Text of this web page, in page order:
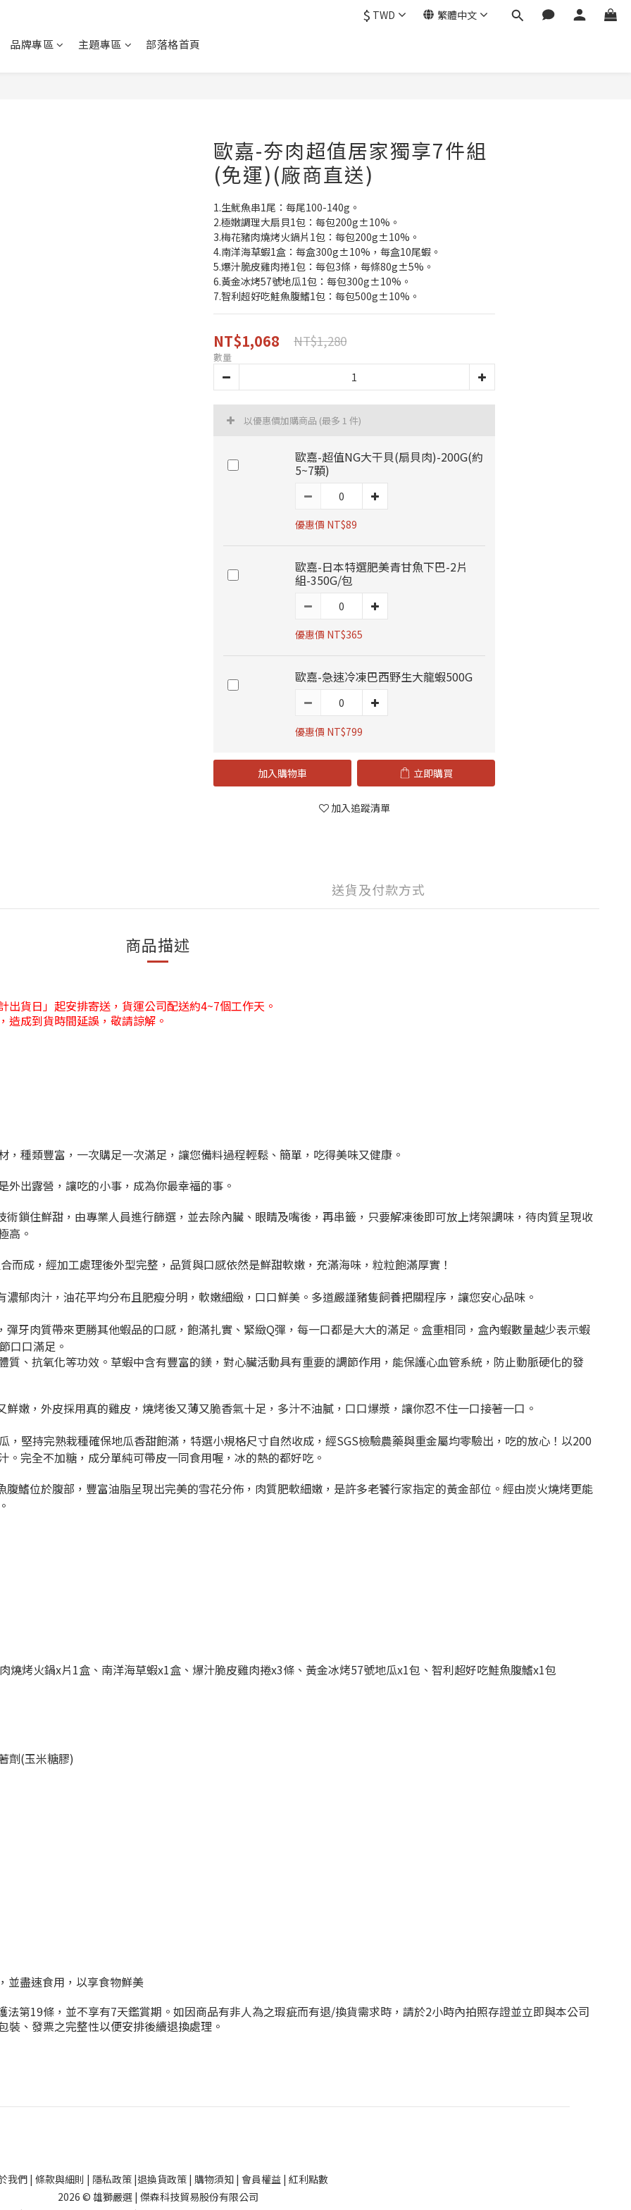
$ TWD 繁體中文
品牌專區 主題專區 部落格首頁
歐嘉-夯肉超值居家獨享7件組
(免運)(廠商直送)
1.生魷魚串1尾：每尾100-140g。
2.極嫩調理大扇貝1包：每包200g±10%。
3.梅花豬肉燒烤火鍋片1包：每包200g±10%。
4.南洋海草蝦1盒：每盒300g±10%，每盒10尾蝦。
5.爆汁脆皮雞肉捲1包：每包3條，每條80g±5%。
6.黃金冰烤57號地瓜1包：每包300g±10%。
7.智利超好吃鮭魚腹鰭1包：每包500g±10%。
NT$1,068 NT$1,280
數量
以優惠價加購商品 (最多 1 件)
歐嘉-超值NG大干貝(扇貝肉)-200G(約
5~7顆)
優惠價 NT$89
歐嘉-日本特選肥美青甘魚下巴-2片
組-350G/包
優惠價 NT$365
歐嘉-急速冷凍巴西野生大龍蝦500G
優惠價 NT$799
加入購物車 立即購買
加入追蹤清單
送貨及付款方式
商品描述
貨日」起安排寄送，貨運公司配送約4~7個工作天。
造成到貨時間延誤，敬請諒解。
種類豐富，一次購足一次滿足，讓您備料過程輕鬆、簡單，吃得美味又健康。
出露營，讓吃的小事，成為你最幸福的事。
鎖住鮮甜，由專業人員進行篩選，並去除內臟、眼睛及嘴後，再串籤，只要解凍後即可放上烤架調味，待肉質呈現收
高。
而成，經加工處理後外型完整，品質與口感依然是鮮甜軟嫩，充滿海味，粒粒飽滿厚實！
郁肉汁，油花平均分布且肥瘦分明，軟嫩細緻，口口鮮美。多道嚴謹豬隻飼養把關程序，讓您安心品味。
牙肉質帶來更勝其他蝦品的口感，飽滿扎實、緊緻Q彈，每一口都是大大的滿足。盒重相同，盒內蝦數量越少表示蝦
口口滿足。
、抗氧化等功效。草蝦中含有豐富的鎂，對心臟活動具有重要的調節作用，能保護心血管系統，防止動脈硬化的發
嫩，外皮採用真的雞皮，燒烤後又薄又脆香氣十足，多汁不油膩，口口爆漿，讓你忍不住一口接著一口。
堅持完熟栽種確保地瓜香甜飽滿，特選小規格尺寸自然收成，經SGS檢驗農藥與重金屬均零驗出，吃的放心！以200
完全不加糖，成分單純可帶皮一同食用喔，冰的熱的都好吃。
鰭位於腹部，豐富油脂呈現出完美的雪花分佈，肉質肥軟細嫩，是許多老饕行家指定的黃金部位。經由炭火燒烤更能
燒烤火鍋x片1盒、南洋海草蝦x1盒、爆汁脆皮雞肉捲x3條、黃金冰烤57號地瓜x1包、智利超好吃鮭魚腹鰭x1包
劑(玉米糖膠)
並盡速食用，以享食物鮮美
第19條，並不享有7天鑑賞期。如因商品有非人為之瑕疵而有退/換貨需求時，請於2小時內拍照存證並立即與本公司
、發票之完整性以便安排後續退換處理。
我們| 條款與細則 | 隱私政策|退換貨政策| 購物須知| 會員權益 | 紅利點數
2026 © 雄獅嚴選 | 傑森科技貿易股份有限公司